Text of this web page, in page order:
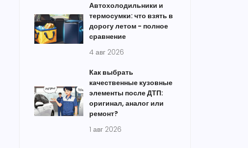
Автохолодильники и
термосумки: что взять в
дорогу летом - полное
сравнение
4 авг 2026
Как выбрать
качественные кузовные
элементы после ДТП:
оригинал, аналог или
ремонт?
1 авг 2026